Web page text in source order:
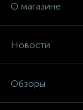
О магазине
Новости
Обзоры